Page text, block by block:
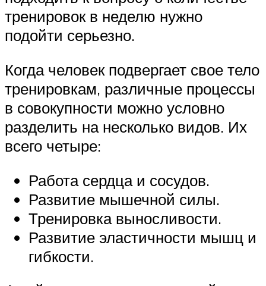
тренировок в неделю нужно
подойти серьезно.
Когда человек подвергает свое тело
тренировкам, различные процессы
в совокупности можно условно
разделить на несколько видов. Их
всего четыре:
Работа сердца и сосудов.
Развитие мышечной силы.
Тренировка выносливости.
Развитие эластичности мышц и
гибкости.